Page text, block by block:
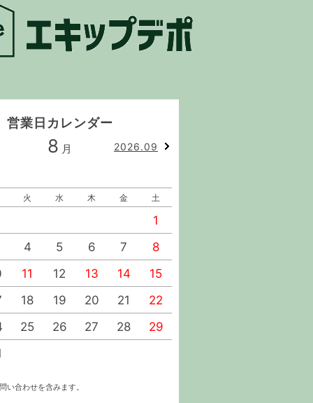
営業日カレンダー
8 月 2026.09
火 水 木 金 土
1
4 5 6 7
8
11 12 13 14
15
18 19 20 21
22
25 26 27 28
29
い合わせを含みます。